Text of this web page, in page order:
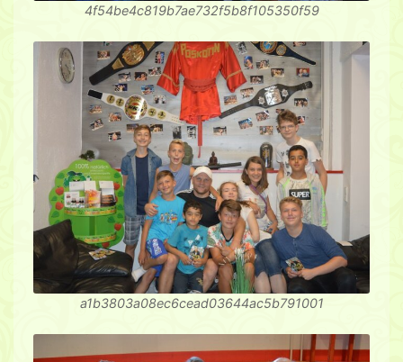
4f54be4c819b7ae732f5b8f105350f59
a1b3803a08ec6cead03644ac5b791001